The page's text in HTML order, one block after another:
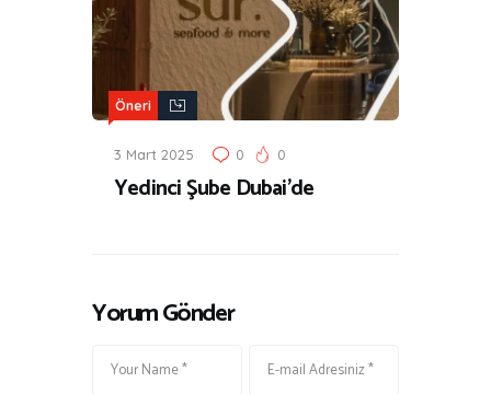
Öneri
3 Mart 2025 0 0
Yedinci Şube Dubai’de
Yorum Gönder